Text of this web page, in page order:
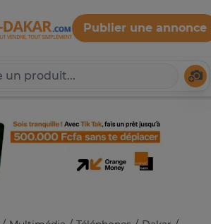
Expat-Dakar
Publier une annonce